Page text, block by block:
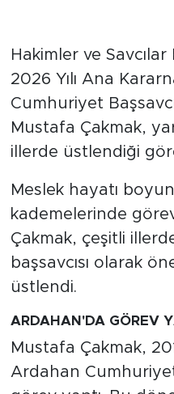
Hakimler ve
2026 Yılı Ana
Cumhuriyet
Mustafa Çakmak,
illerde üstlendiği
Meslek hayatı
kademelerinde
Çakmak, çeşitli
başsavcısı olarak
üstlendi.
ARDAHAN'DA GÖREV
Mustafa Çakmak,
Ardahan Cumhuriyet